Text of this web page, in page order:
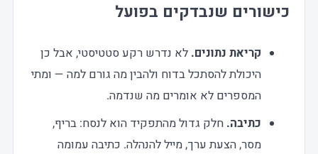
כישורים שנבדקים בפועל
קריאת נתונים. לא נדרש רקע סטטיסטי, אבל כן
היכולת להסתכל בדוח ולהבין מה גורם למה — ומתי
המספרים לא אומרים מה שנדמה.
כתיבה. חלק גדול מהתפקיד הוא לנסח: בריף,
מסר, הצעת ערך, מייל להנהלה. כתיבה עמומה